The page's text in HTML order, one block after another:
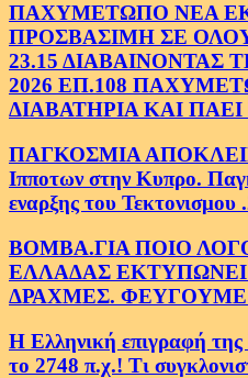
ΠΑΧΥΜΕΤΩΠΟ ΝΕΑ
ΠΡΟΣΒΑΣΙΜΗ ΣΕ
23.15 ΔΙΑΒΑΙΝΟΝΤΑΣ
2026 ΕΠ.108
ΔΙΑΒΑΤΗΡΙΑ ΚΑΙ
ΠΑΓΚΟΣΜΙΑ
Ιπποτων στην Κυπρο.
εναρξης του Τεκτονισμου
ΒΟΜΒΑ.ΓΙΑ ΠΟΙΟ
ΕΛΛΑΔΑΣ ΕΚΤΥΠΩΝΕΙ
ΔΡΑΧΜΕΣ.
Η Ελληνική επιγραφή
το 2748 π.χ.! Τι